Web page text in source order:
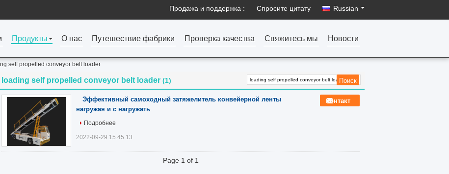
Продажа и поддержка : Спросите цитату Russian
Продукты О нас Путешествие фабрики Проверка качества Свяжитесь мы Новости
self propelled conveyor belt loader
loading self propelled conveyor belt loader (1)
Эффективный самоходный затяжелитель конвейерной ленты
нагружая и с нагружать
контакт
Подробнее
2022-09-29 15:45:13
Page 1 of 1